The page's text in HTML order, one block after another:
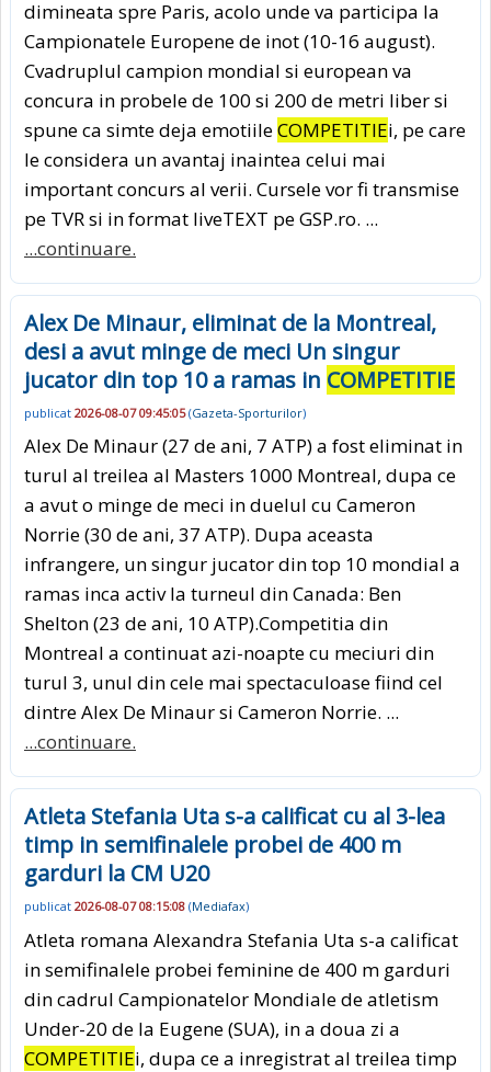
dimineata spre Paris, acolo unde va participa la
Campionatele Europene de inot (10-16 august).
Cvadruplul campion mondial si european va
concura in probele de 100 si 200 de metri liber si
spune ca simte deja emotiileCOMPETITIEi, pe care
le considera un avantaj inaintea celui mai
important concurs al verii. Cursele vor fi transmise
pe TVR si in format liveTEXT pe GSP.ro. ...
...continuare.
Alex De Minaur, eliminat de la Montreal,
desi a avut minge de meci Un singur
jucator din top 10 a ramas in COMPETITIE
publicat 2026-08-07 09:45:05(Gazeta-Sporturilor)
Alex De Minaur (27 de ani, 7 ATP) a fost eliminat in
turul al treilea al Masters 1000 Montreal, dupa ce
a avut o minge de meci in duelul cu Cameron
Norrie (30 de ani, 37 ATP). Dupa aceasta
infrangere, un singur jucator din top 10 mondial a
ramas inca activ la turneul din Canada: Ben
Shelton (23 de ani, 10 ATP).Competitia din
Montreal a continuat azi-noapte cu meciuri din
turul 3, unul din cele mai spectaculoase fiind cel
dintre Alex De Minaur si Cameron Norrie. ...
...continuare.
Atleta Stefania Uta s-a calificat cu al 3-lea
timp in semifinalele probei de 400 m
garduri la CM U20
publicat 2026-08-07 08:15:08 (Mediafax)
Atleta romana Alexandra Stefania Uta s-a calificat
in semifinalele probei feminine de 400 m garduri
din cadrul Campionatelor Mondiale de atletism
Under-20 de la Eugene (SUA), in a doua zi a
COMPETITIEi, dupa ce a inregistrat al treilea timp